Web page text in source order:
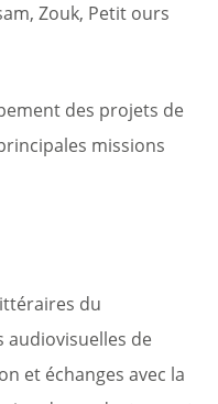
Zouk, Petit ours
des projets de
missions
du
audiovisuelles de
et échanges avec la